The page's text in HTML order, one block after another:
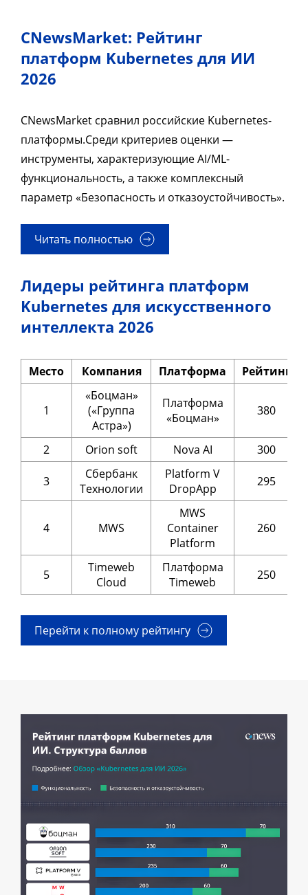
CNewsMarket: Рейтинг
платформ Kubernetes для ИИ
2026
CNewsMarket сравнил российские Kubernetes-
платформы.Среди критериев оценки —
инструменты, характеризующие AI/ML-
функциональность, а также комплексный
параметр «Безопасность и отказоустойчивость».
Читать полностью
Лидеры рейтинга платформ
Kubernetes для искусственного
интеллекта 2026
Место Компания Платформа Рейтинг
1
«Боцман»
(«Группа
Астра»)
Платформа
«Боцман»
380
2 Orion soft Nova AI 300
3
Сбербанк
Технологии
Platform V
DropApp
295
4 MWS
MWS
Container
Platform
260
5
Timeweb
Cloud
Платформа
Timeweb
250
Перейти к полному рейтингу